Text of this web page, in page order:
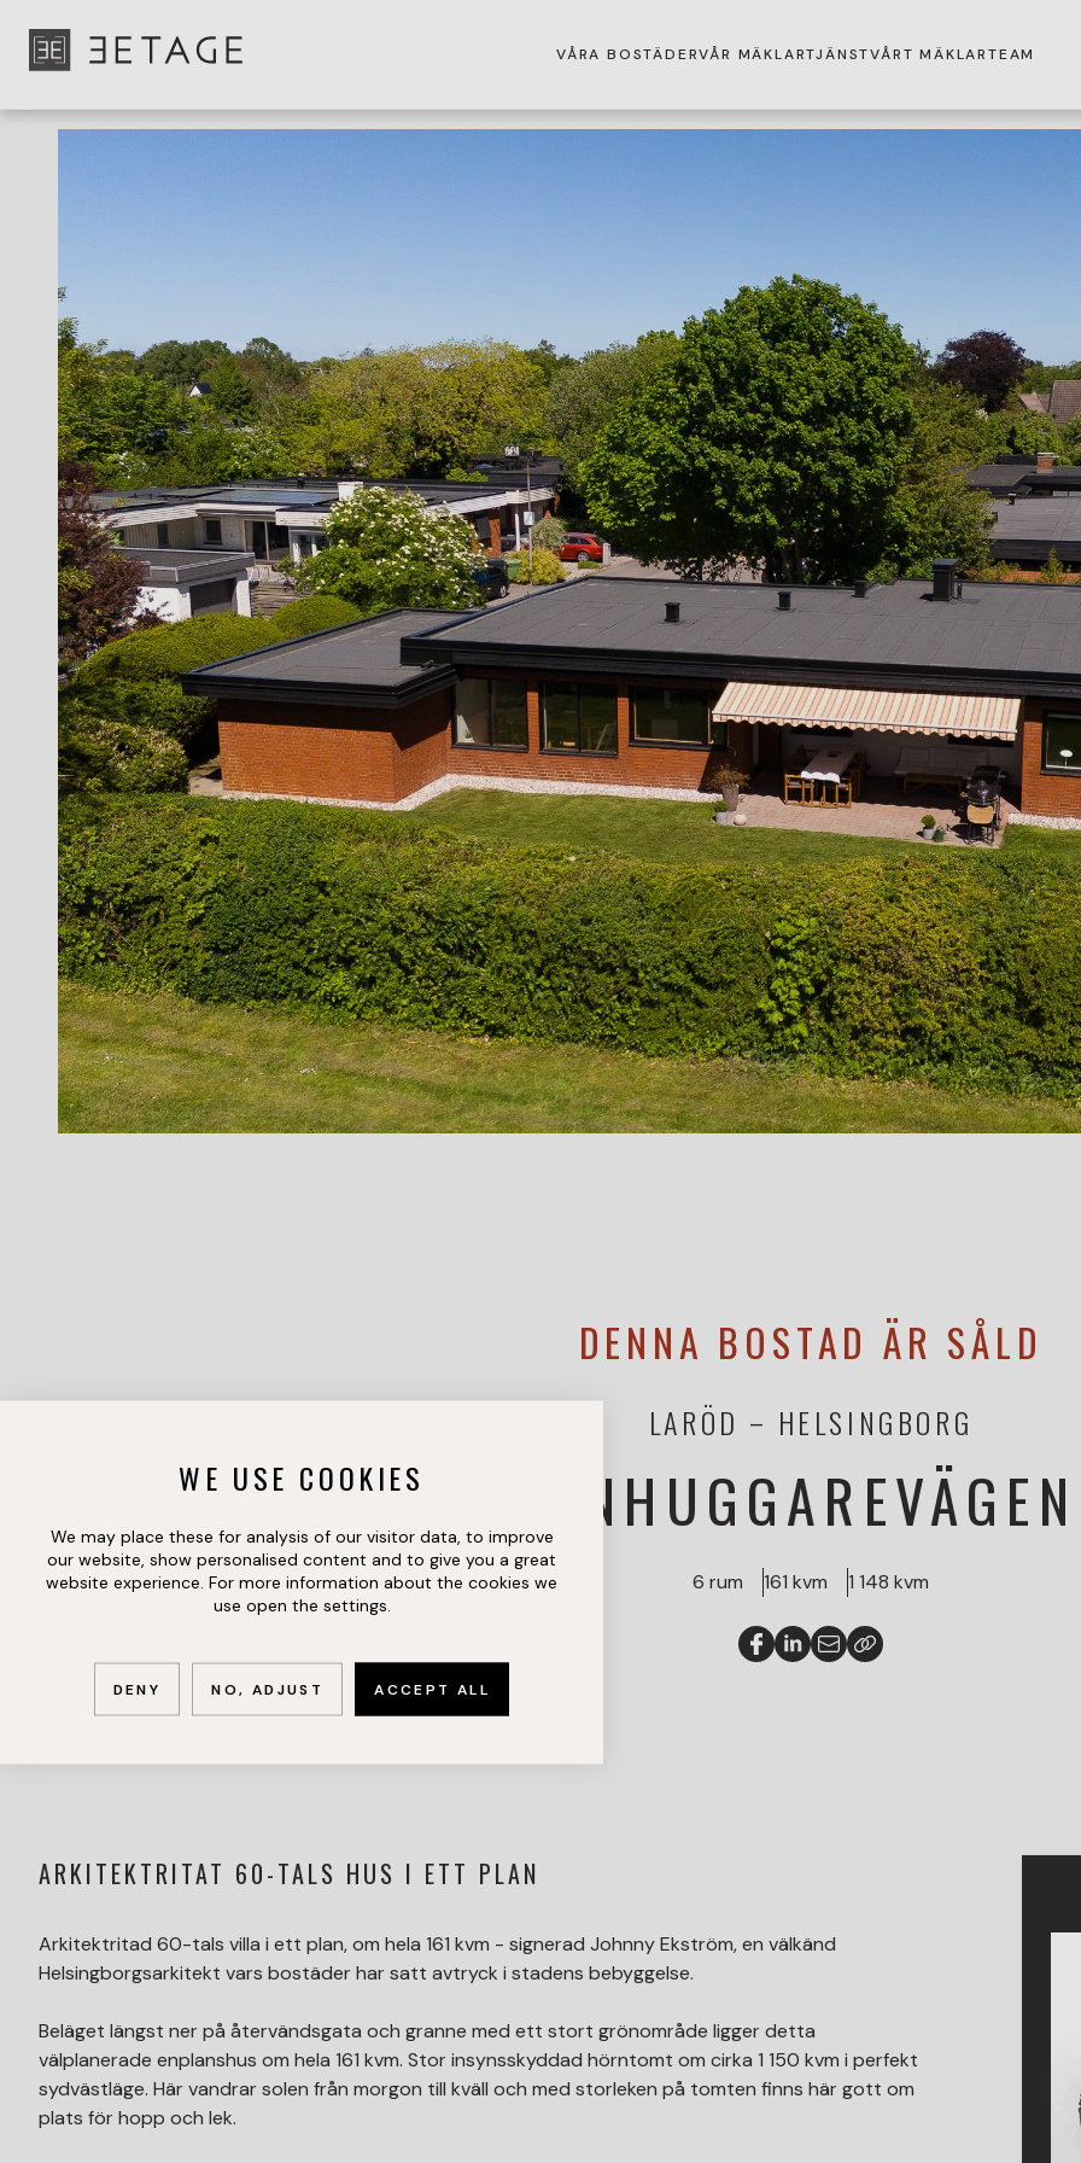
VÅRA BOSTÄDERVÅR MÄKLARTJÄNSTVÅRT MÄKLARTEAM
DENNA BOSTAD ÄR SÅLD
LARÖD HELSINGBORG
6 rum 161 kvm 1 148 kvm
ARKITEKTRITAT 60-TALS HUS I ETT PLAN
Arkitektritad 60-tals villa i ett plan, om hela 161 kvm - signerad Johnny Ekström, en välkänd
Helsingborgsarkitekt vars bostäder har satt avtryck i stadens bebyggelse.
Beläget längst ner på återvändsgata och granne med ett stort grönområde ligger detta
välplanerade enplanshus om hela 161 kvm. Stor insynsskyddad hörntomt om cirka 1 150 kvm i perfekt
sydvästläge. Här vandrar solen från morgon till kväll och med storleken på tomten finns här gott om
plats för hopp och lek.
WE USE COOKIES
We may place these for analysis of our visitor data, to improve
our website, show personalised content and to give you a great
website experience. For more information about the cookies we
use open the settings.
DENY NO, ADJUST ACCEPT ALL